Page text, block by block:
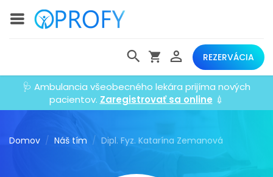
REZERVÁCIA
🩺 Ambulancia všeobecného lekára prijíma nových
pacientov. Zaregistrovať sa online 💉
Domov Náš tím Dipl. Fyz. Katarína Zemanová